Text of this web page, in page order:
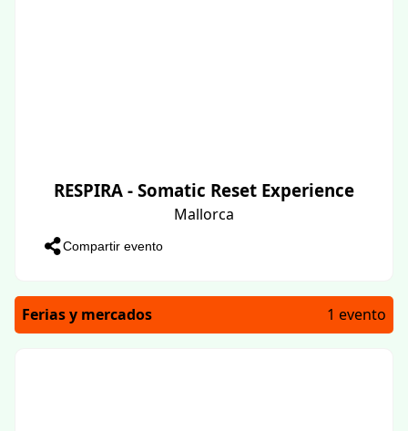
RESPIRA - Somatic Reset Experience
Mallorca
Compartir evento
Ferias y mercados 1 evento